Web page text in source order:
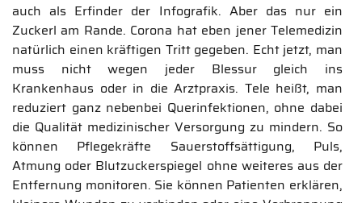
auch als Erfinder der Infografik. Aber das nur ein
Zuckerl am Rande. Corona hat eben jener Telemedizin
natürlich einen kräftigen Tritt gegeben. Echt jetzt, man
muss nicht wegen jeder Blessur gleich ins
Krankenhaus oder in die Arztpraxis. Tele heißt, man
reduziert ganz nebenbei Querinfektionen, ohne dabei
die Qualität medizinischer Versorgung zu mindern. So
können Pflegekräfte Sauerstoffsättigung, Puls,
Atmung oder Blutzuckerspiegel ohne weiteres aus der
Entfernung monitoren. Sie können Patienten erklären,